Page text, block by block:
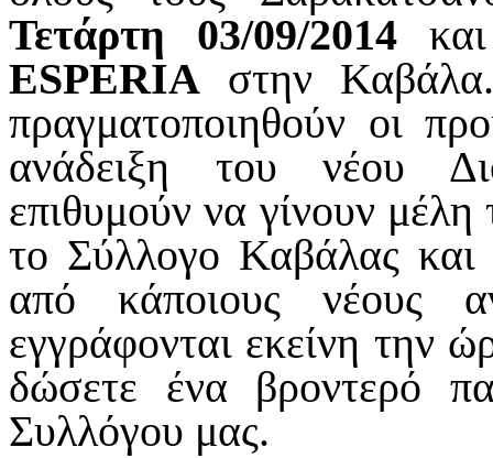
Τετάρτη 03/09/2014
ESPERIA στην
πραγματοποιηθούν οι
ανάδειξη του νέου
επιθυμούν να γίνουν
το Σύλλογο Καβάλας και
από κάποιους νέους
εγγράφονται εκείνη την
δώσετε ένα βροντερό
Συλλόγου μας.